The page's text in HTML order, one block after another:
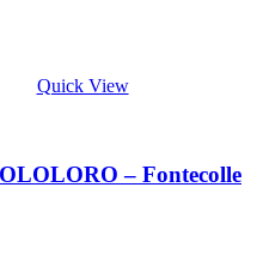
Quick View
– Fontecolle